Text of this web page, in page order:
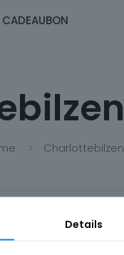
CADEAUBON
Details